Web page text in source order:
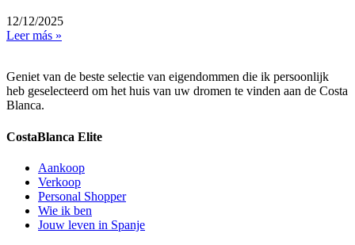
12/12/2025
Leer más »
Geniet van de beste selectie van eigendommen die ik persoonlijk
heb geselecteerd om het huis van uw dromen te vinden aan de Costa
Blanca.
CostaBlanca Elite
Aankoop
Verkoop
Personal Shopper
Wie ik ben
Jouw leven in Spanje